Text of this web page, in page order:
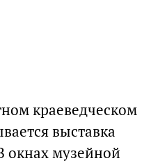
краеведческом
выставка
окнах музейной